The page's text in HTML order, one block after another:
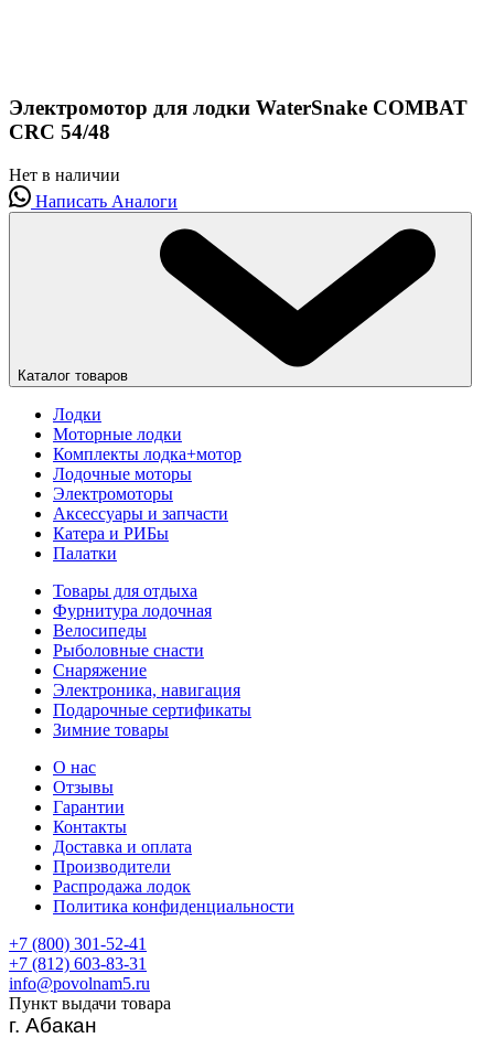
Электромотор для лодки WaterSnake COMBAT
CRC 54/48
Нет в наличии
Написать Аналоги
Каталог товаров
Лодки
Моторные лодки
Комплекты лодка+мотор
Лодочные моторы
Электромоторы
Аксессуары и запчасти
Катера и РИБы
Палатки
Товары для отдыха
Фурнитура лодочная
Велосипеды
Рыболовные снасти
Снаряжение
Электроника, навигация
Подарочные сертификаты
Зимние товары
О нас
Отзывы
Гарантии
Контакты
Доставка и оплата
Производители
Распродажа лодок
Политика конфиденциальности
+7 (800) 301-52-41
+7 (812) 603-83-31
info@povolnam5.ru
Пункт выдачи товара
г. Абакан